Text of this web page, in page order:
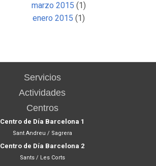
marzo 2015 (1)
enero 2015 (1)
Servicios
Actividades
Centros
Centro de Día Barcelona 1
Sant Andreu / Sagrera
Centro de Día Barcelona 2
Sants / Les Corts